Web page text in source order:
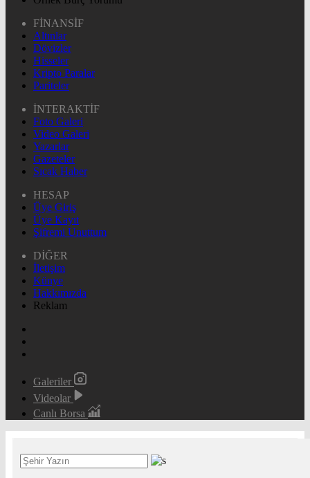
FİNANSİF
Altınlar
Dövizler
Hisseler
Kripto Paralar
Pariteler
İNTERAKTİF
Foto Galeri
Video Galeri
Yazarlar
Gazeteler
Sıcak Haber
HESAP
Üye Giriş
Üye Kayıt
Şifremi Unuttum
DİĞER
İletişim
Künye
Hakkımızda
Reklam
Galeriler
Videolar
Canlı Borsa